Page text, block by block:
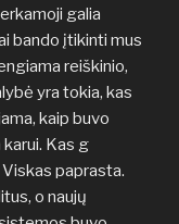
galia
bando įtikinti mus
reiškinio,
yra tokia, kas
kaip buvo
Kas g
paprasta.
o naujų